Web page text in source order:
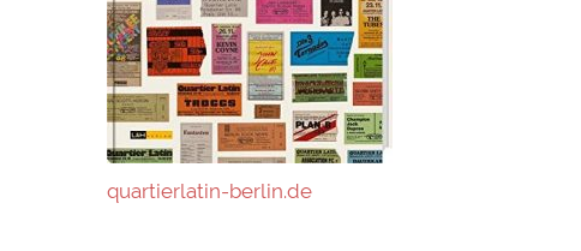
quartierlatin-berlin.de